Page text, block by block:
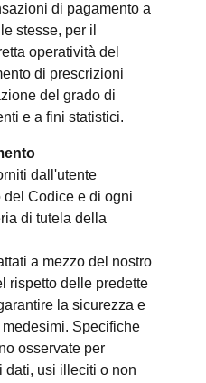
di pagamento a
stesse, per il
operatività del
di prescrizioni
del grado di
e a fini statistici.
dall'utente
Codice e di ogni
di tutela della
a mezzo del nostro
rispetto delle predette
la sicurezza e
Specifiche
osservate per
dati, usi illeciti o non